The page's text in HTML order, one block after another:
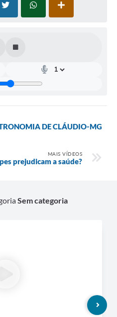
DE CLÁUDIO-MG
MAIS VÍDEOS
prejudicam a saúde?
Sem categoria